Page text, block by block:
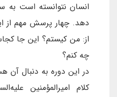
انسان نتوانسته است به
دهد. چهار پرسش مهم از
از: من کیستم؟ این جا
چه کنم؟
در این دوره به دنبال آن
کلام امیرالمؤمنین